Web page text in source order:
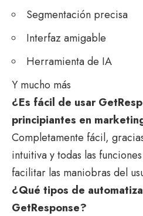
Segmentación precisa
Interfaz amigable
Herramienta de IA
Y mucho más
¿Es fácil de usar
principiantes en
Completamente fácil,
intuitiva y todas las
facilitar las maniobras del
¿Qué tipos de
GetResponse?